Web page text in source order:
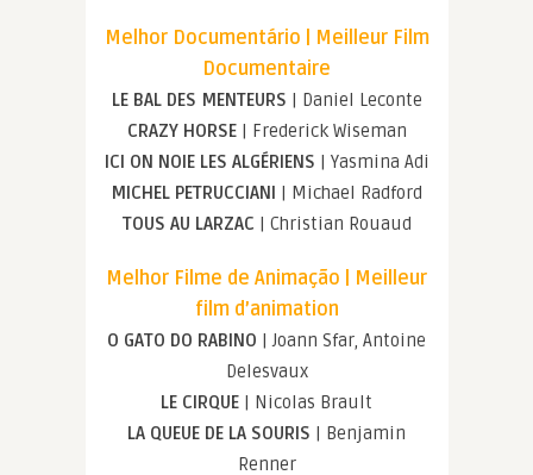
Melhor Documentário | Meilleur Film
Documentaire
LE BAL DES MENTEURS | Daniel Leconte
CRAZY HORSE| Frederick Wiseman
ICI ON NOIE LES ALGÉRIENS | Yasmina Adi
MICHEL PETRUCCIANI | Michael Radford
TOUS AU LARZAC | Christian Rouaud
Melhor Filme de Animação | Meilleur
film d’animation
O GATO DO RABINO | Joann Sfar, Antoine
Delesvaux
LE CIRQUE | Nicolas Brault
LA QUEUE DE LA SOURIS | Benjamin
Renner